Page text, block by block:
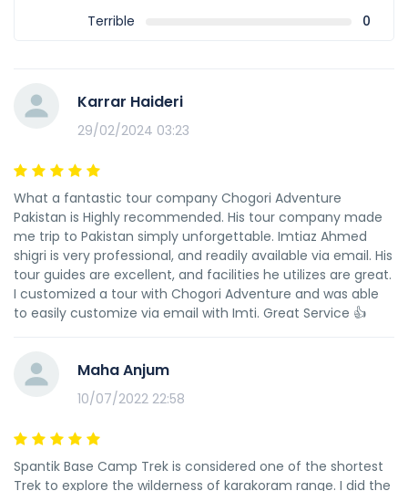
Terrible
0
Karrar Haideri
29/02/2024 03:23
What a fantastic tour company Chogori Adventure
Pakistan is Highly recommended. His tour company made
me trip to Pakistan simply unforgettable. Imtiaz Ahmed
shigri is very professional, and readily available via email. His
tour guides are excellent, and facilities he utilizes are great.
I customized a tour with Chogori Adventure and was able
to easily customize via email with Imti. Great Service 👍
Maha Anjum
10/07/2022 22:58
Spantik Base Camp Trek is considered one of the shortest
Trek to explore the wilderness of karakoram range. I did the